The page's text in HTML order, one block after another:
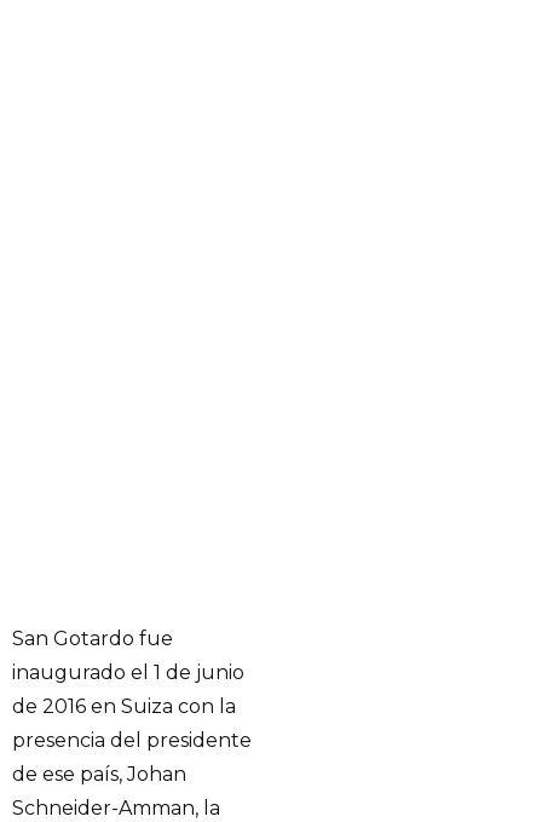
San Gotardo fue
inaugurado el 1 de junio
de 2016 en Suiza con la
presencia del presidente
de ese país, Johan
Schneider-Amman, la